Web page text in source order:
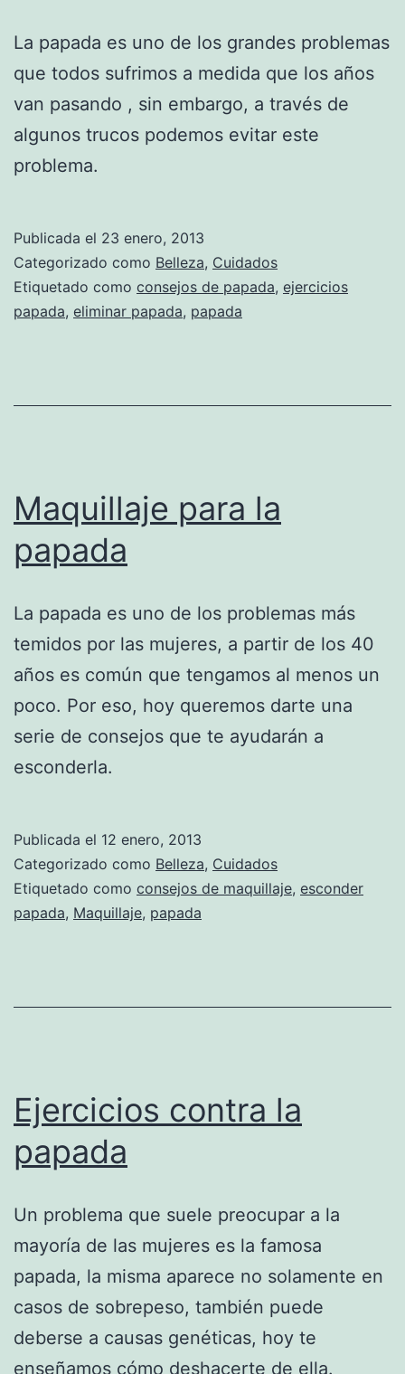
La papada es uno de los grandes problemas
que todos sufrimos a medida que los años
van pasando , sin embargo, a través de
algunos trucos podemos evitar este
problema.
Publicada el 23 enero, 2013
Categorizado como Belleza, Cuidados
Etiquetado como consejos de papada, ejercicios
papada, eliminar papada, papada
Maquillaje para la
papada
La papada es uno de los problemas más
temidos por las mujeres, a partir de los 40
años es común que tengamos al menos un
poco. Por eso, hoy queremos darte una
serie de consejos que te ayudarán a
esconderla.
Publicada el 12 enero, 2013
Categorizado como Belleza, Cuidados
Etiquetado como consejos de maquillaje, esconder
papada, Maquillaje, papada
Ejercicios contra la
papada
Un problema que suele preocupar a la
mayoría de las mujeres es la famosa
papada, la misma aparece no solamente en
casos de sobrepeso, también puede
deberse a causas genéticas, hoy te
enseñamos cómo deshacerte de ella.